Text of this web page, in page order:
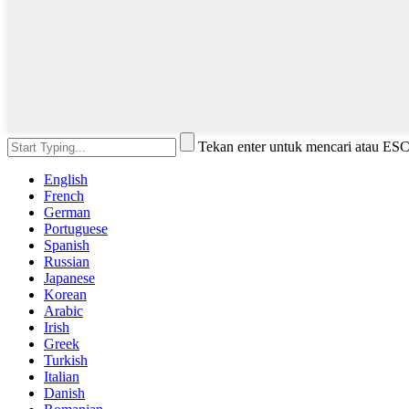
Tekan enter untuk mencari atau
English
French
German
Portuguese
Spanish
Russian
Japanese
Korean
Arabic
Irish
Greek
Turkish
Italian
Danish